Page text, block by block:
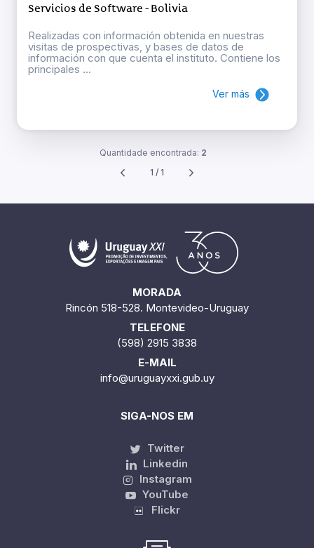
Servicios de Software - Bolivia
Realizadas con información obtenida en nuestras
visitas de prospectivas, y bases de datos de
información con que cuenta el instituto. Contiene los
principales ...
Ver más
Quantidade encontrada: 2
1 / 1
MORADA
Rincón 518-528. Montevideo-Uruguay
TELEFONE
(598) 2915 3838
E-MAIL
info@uruguayxxi.gub.uy
SIGA-NOS EM
Twitter
Linkedin
Instagram
YouTube
Flickr